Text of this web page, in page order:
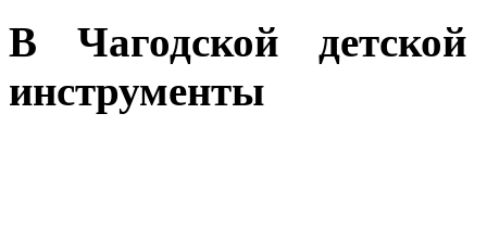
В Чагодской
инструменты